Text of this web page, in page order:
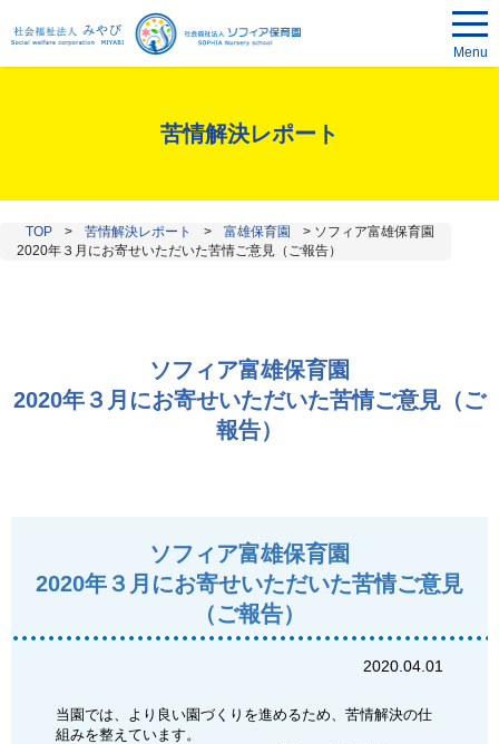
Menu
苦情解決レポート
TOP > 苦情解決レポート > 富雄保育園 > ソフィア富雄保育園
2020年３月にお寄せいただいた苦情ご意見（ご報告）
ソフィア富雄保育園
2020年３月にお寄せいただいた苦情ご意見（ご
報告）
ソフィア富雄保育園
2020年３月にお寄せいただいた苦情ご意見
（ご報告）
2020.04.01
当園では、より良い園づくりを進めるため、苦情解決の仕
組みを整えています。